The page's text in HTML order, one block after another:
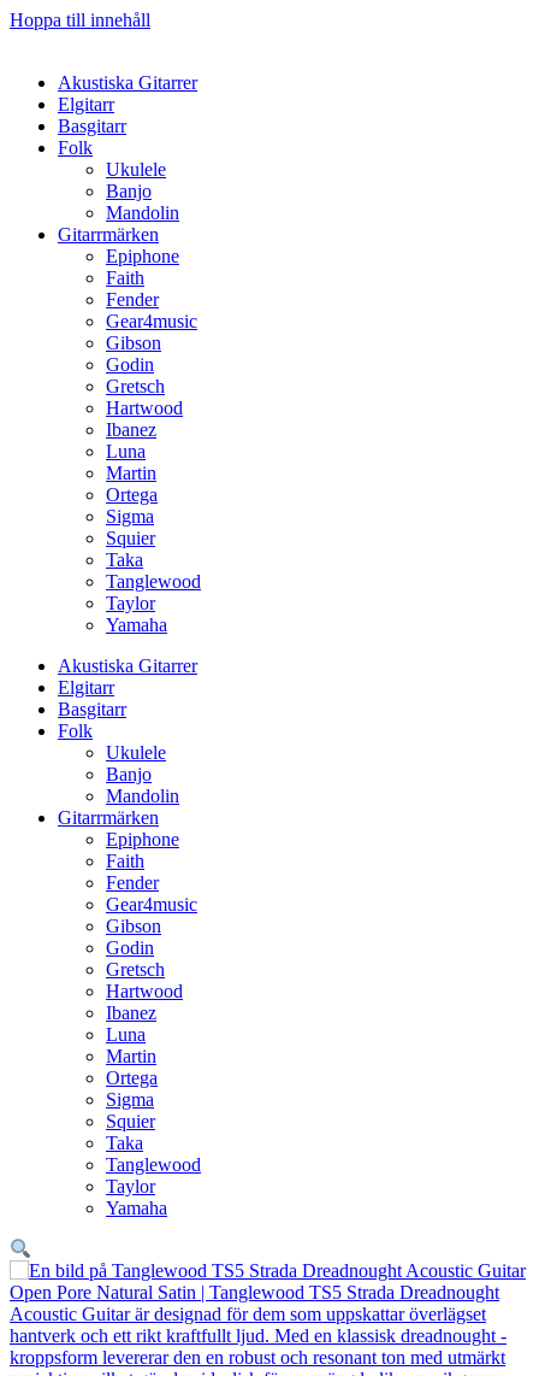
Hoppa till innehåll
Akustiska Gitarrer
Elgitarr
Basgitarr
Folk
Ukulele
Banjo
Mandolin
Gitarrmärken
Epiphone
Faith
Fender
Gear4music
Gibson
Godin
Gretsch
Hartwood
Ibanez
Luna
Martin
Ortega
Sigma
Squier
Taka
Tanglewood
Taylor
Yamaha
Akustiska Gitarrer
Elgitarr
Basgitarr
Folk
Ukulele
Banjo
Mandolin
Gitarrmärken
Epiphone
Faith
Fender
Gear4music
Gibson
Godin
Gretsch
Hartwood
Ibanez
Luna
Martin
Ortega
Sigma
Squier
Taka
Tanglewood
Taylor
Yamaha